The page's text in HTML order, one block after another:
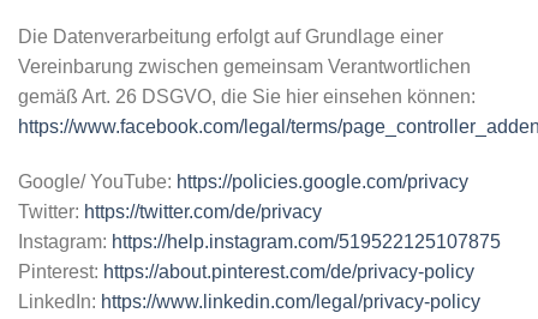
Die Datenverarbeitung erfolgt auf Grundlage einer
Vereinbarung zwischen gemeinsam Verantwortlichen
gemäß Art. 26 DSGVO, die Sie hier einsehen können:
https://www.facebook.com/legal/terms/
Google/ YouTube: https://policies.google.com/privacy
Twitter: https://twitter.com/de/privacy
Instagram: https://help.instagram.com/519522125107875
Pinterest: https://about.pinterest.com/de/privacy-policy
LinkedIn: https://www.linkedin.com/legal/privacy-policy